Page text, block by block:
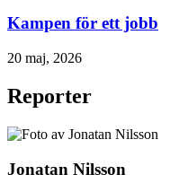
Kampen för ett jobb
20 maj, 2026
Reporter
Jonatan Nilsson